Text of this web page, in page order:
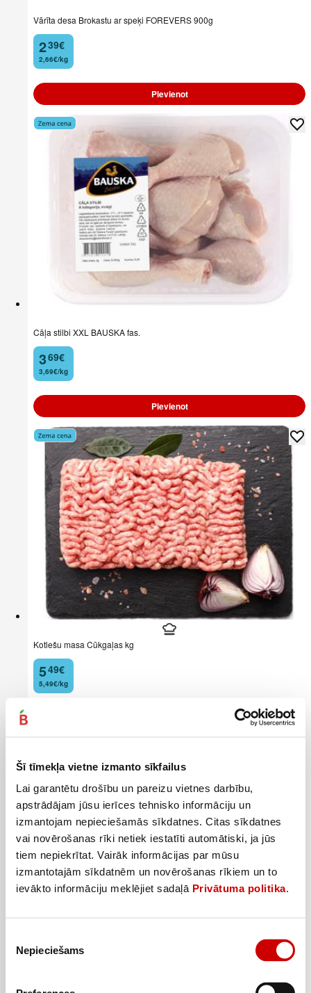
Šī tīmekļa vietne izmanto sīkfailus
Lai garantētu drošību un pareizu vietnes darbību,
apstrādājam jūsu ierīces tehnisko informāciju un
izmantojam nepieciešamās sīkdatnes. Citas sīkdatnes
vai novērošanas rīki netiek iestatīti automātiski, ja jūs
tiem nepiekrītat. Vairāk informācijas par mūsu
izmantotajām sīkdatnēm un novērošanas rīkiem un to
ievākto informāciju meklējiet sadaļā Privātuma politika.
izvēle
Nepieciešams
Vārīta desa Brokastu ar speķi FOREVERS 900g
2
. 39€
2,66€/kg
Pievienot
Cāļa stilbi XXL BAUSKA fas.
3
. 69€
3,69€/kg
Pievienot
Kotlešu masa Cūkgaļas kg
5
. 49€
5,49€/kg
Karsti kūpināti cāļa šķiņķi RGK sver.